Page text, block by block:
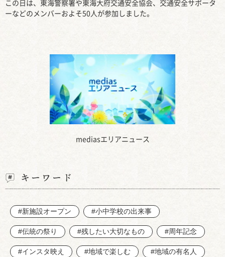
mediasエリアニュース
この日は、東海警察署や東海大府交通安全協会、交通安全サポータ
ーなどのメンバーおよそ50人が参加しました。
キーワード
#新施設オープン #小中学校の出来事
#伝統の祭り #残したい大切なもの #周年記念
#インスタ映え #地域で楽しむ #地域の有名人